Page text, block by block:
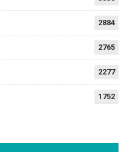
2884
2765
2277
1752